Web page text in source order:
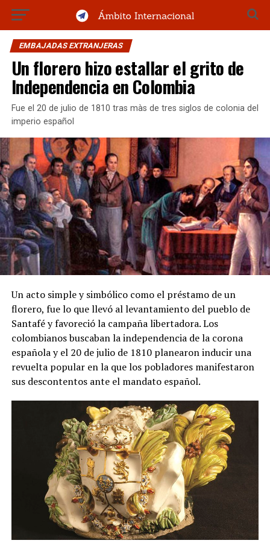
EMBAJADAS EXTRANJERAS
Un florero hizo estallar el grito de
Independencia en Colombia
Fue el 20 de julio de 1810 tras màs de tres siglos de colonia del
imperio español
Un acto simple y simbólico como el préstamo de un
florero, fue lo que llevó al levantamiento del pueblo de
Santafé y favoreció la campaña libertadora. Los
colombianos buscaban la independencia de la corona
española y el 20 de julio de 1810 planearon inducir una
revuelta popular en la que los pobladores manifestaron
sus descontentos ante el mandato español.